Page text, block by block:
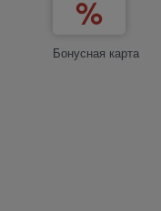
Бонусная карта